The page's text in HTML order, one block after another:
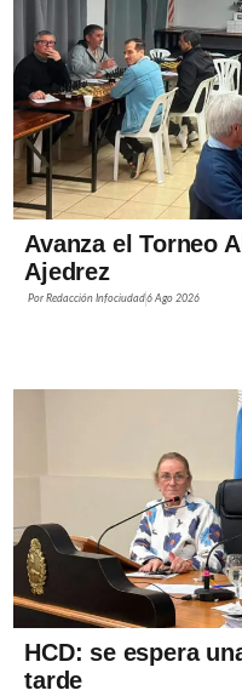
Avanza el Torneo
Ajedrez
PorRedacción Infociudad6 Ago 2026
HCD: se espera
tarde